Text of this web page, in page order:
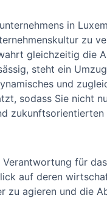
in
zu
gleichzeitig die
steht ein
und
sodass Sie nicht
zukunftsorientierten
Verantwortung für
auf deren
zu agieren und die